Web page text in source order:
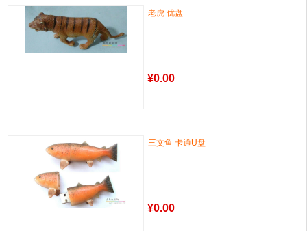
老虎 优盘
¥0.00
三文鱼 卡通U盘
¥0.00